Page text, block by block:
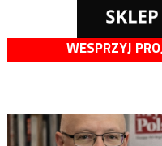
WESPRZYJ